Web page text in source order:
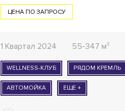
ЦЕНА ПО ЗАПРОСУ
1 Квартал 2024 55-347 м²
WELLNESS-КЛУБ РЯДОМ КРЕМЛЬ
АВТОМОЙКА ЕЩЕ +